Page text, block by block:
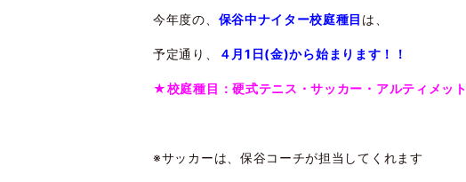
今年度の、 保谷中ナイター校庭種目 は、
予定通り、 ４月1 日(金)から始まります！！
★校庭種目：硬式テニス・サッカー・アルティメット
※サッカーは、保谷コーチが担当してくれます